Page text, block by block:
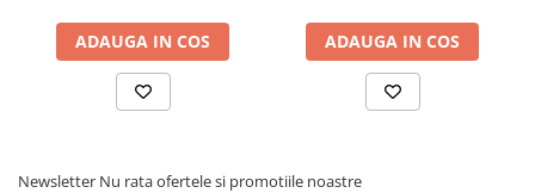
ADAUGA IN COS ADAUGA IN COS
Newsletter Nu rata ofertele si promotiile noastre